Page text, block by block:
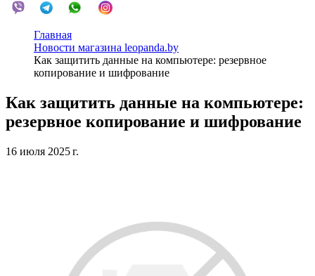
Главная
Новости магазина leopanda.by
Как защитить данные на компьютере: резервное
копирование и шифрование
Как защитить данные на компьютере:
резервное копирование и шифрование
16 июля 2025 г.